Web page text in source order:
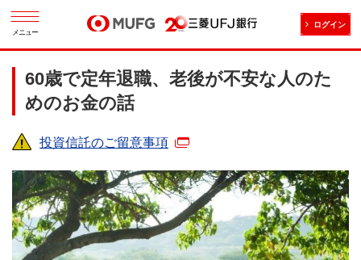
メニュー
ログイン
60歳で定年退職、老後が不安な人のた
めのお金の話
投資信託のご留意事項